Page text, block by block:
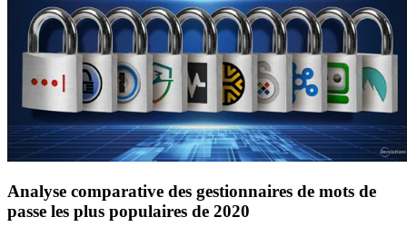
Analyse comparative des gestionnaires de mots de
passe les plus populaires de 2020